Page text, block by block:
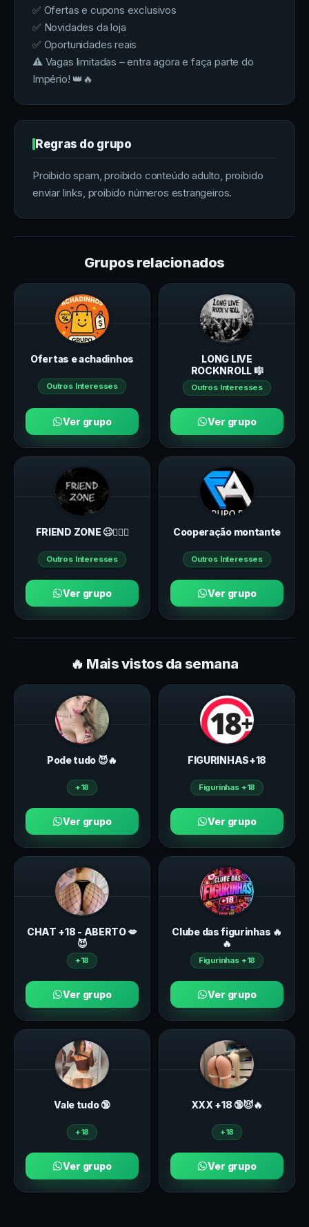
✅ Ofertas e cupons exclusivos
✅ Novidades da loja
✅ Oportunidades reais
⚠️ Vagas limitadas – entra agora e faça parte do
Império! 👑🔥
Regras do grupo
Proibido spam, proibido conteúdo adulto, proibido
enviar links, proibido números estrangeiros.
Grupos relacionados
Ofertas e achadinhos
Outros Interesses
Ver grupo
LONG LIVE
ROCKNROLL 🎼
Outros Interesses
Ver grupo
FRIEND ZONE 🥴👩‍❤️‍👨
Outros Interesses
Ver grupo
Cooperação montante
Outros Interesses
Ver grupo
🔥 Mais vistos da semana
Pode tudo 😈🔥
+18
Ver grupo
FIGURINHAS+18
Figurinhas +18
Ver grupo
CHAT +18 - ABERTO 💋
😈
+18
Ver grupo
Clube das figurinhas 🔥
🔥
Figurinhas +18
Ver grupo
Vale tudo 🔞
+18
Ver grupo
ХXХ +18 🔞😈🔥
+18
Ver grupo